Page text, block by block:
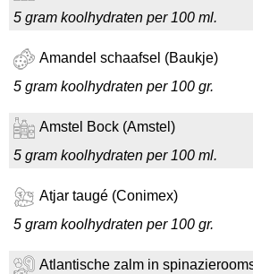
5 gram koolhydraten per 100 ml.
Amandel schaafsel (Baukje)
5 gram koolhydraten per 100 gr.
Amstel Bock (Amstel)
5 gram koolhydraten per 100 ml.
Atjar taugé (Conimex)
5 gram koolhydraten per 100 gr.
Atlantische zalm in